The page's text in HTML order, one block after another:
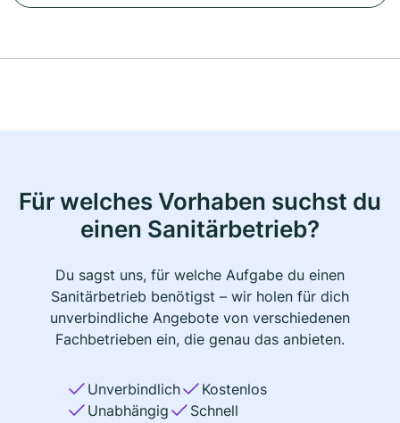
Für welches Vorhaben suchst du
einen Sanitärbetrieb?
Du sagst uns, für welche Aufgabe du einen
Sanitärbetrieb benötigst – wir holen für dich
unverbindliche Angebote von verschiedenen
Fachbetrieben ein, die genau das anbieten.
Unverbindlich
Kostenlos
Unabhängig
Schnell